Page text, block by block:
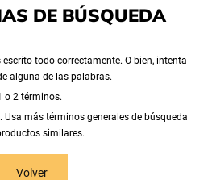
DE BÚSQUEDA
todo correctamente. O bien, intenta
alguna de las palabras.
o 2 términos.
Usa más términos generales de búsqueda
similares.
Volver